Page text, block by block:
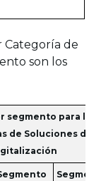
Categoría de
son los
segmento para las
de Soluciones de